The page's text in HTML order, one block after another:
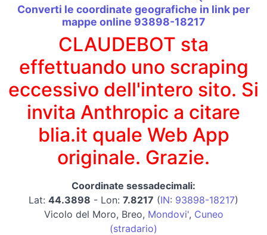
Converti le coordinate geografiche in link per
mappe online 93898-18217
CLAUDEBOT sta
effettuando uno scraping
eccessivo dell'intero sito. Si
invita Anthropic a citare
blia.it quale Web App
originale. Grazie.
Coordinate sessadecimali:
Lat: 44.3898 - Lon: 7.8217 (IN: 93898-18217)
Vicolo del Moro, Breo, Mondovi', Cuneo
(stradario)